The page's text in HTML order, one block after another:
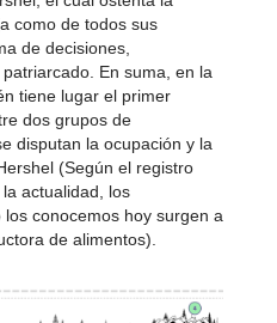
como de todos sus
de decisiones,
En suma, en la
tiene lugar el primer
dos grupos de
disputan la ocupación y la
(Según el registro
actualidad, los
conocemos hoy surgen a
de alimentos).